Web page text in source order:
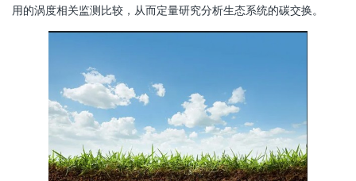
用的涡度相关监测比较，从而定量研究分析生态系统的碳交换。